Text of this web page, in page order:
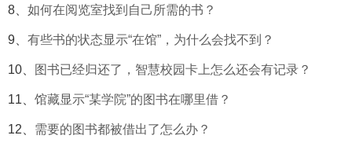
8、 如何在阅览室找到自己所需的书？
9、 有些书的状态显示“在馆”，为什么会找不到？
10、 图书已经归还了，智慧校园卡上怎么还会有记录？
11、 馆藏显示“某学院”的图书在哪里借？
12、 需要的图书都被借出了怎么办？